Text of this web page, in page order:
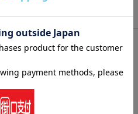
お料理の不思議を、たのしくお
っくり